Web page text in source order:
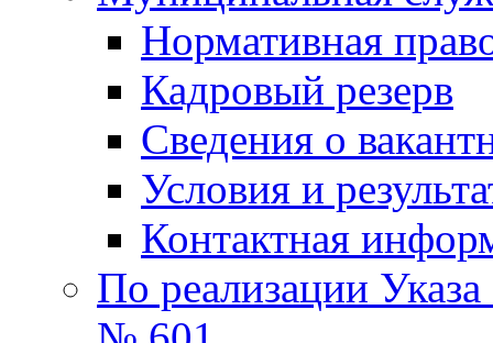
Нормативная
Кадровый резерв
Сведения о
Условия и
Контактная
По реализации